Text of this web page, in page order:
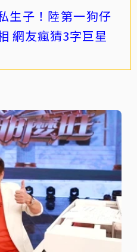
生子！陸第一狗仔
網友瘋猜3字巨星